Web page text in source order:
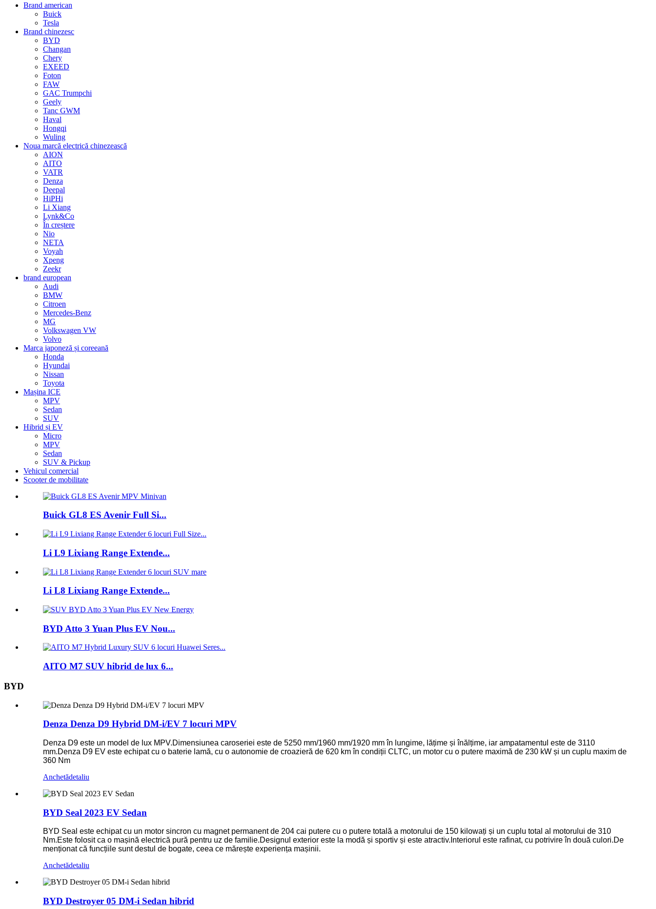
Brand american
Buick
Tesla
Brand chinezesc
BYD
Changan
Chery
EXEED
Foton
FAW
GAC Trumpchi
Geely
Tanc GWM
Haval
Hongqi
Wuling
Noua marcă electrică chinezească
AION
AITO
VATR
Denza
Deepal
HiPHi
Li Xiang
Lynk&Co
În creștere
Nio
NETA
Voyah
Xpeng
Zeekr
brand european
Audi
BMW
Citroen
Mercedes-Benz
MG
Volkswagen VW
Volvo
Marca japoneză și coreeană
Honda
Hyundai
Nissan
Toyota
Mașina ICE
MPV
Sedan
SUV
Hibrid și EV
Micro
MPV
Sedan
SUV & Pickup
Vehicul comercial
Scooter de mobilitate
Buick GL8 ES Avenir Full Si...
Li L9 Lixiang Range Extende...
Li L8 Lixiang Range Extende...
BYD Atto 3 Yuan Plus EV Nou...
AITO M7 SUV hibrid de lux 6...
BYD
Denza Denza D9 Hybrid DM-i/EV 7 locuri MPV
Denza D9 este un model de lux MPV.Dimensiunea caroseriei este de 5250 mm/1960 mm/1920 mm în lungime, lățime și înălțime, iar ampatamentul este de 3110
mm.Denza D9 EV este echipat cu o baterie lamă, cu o autonomie de croazieră de 620 km în condiții CLTC, un motor cu o putere maximă de 230 kW și un cuplu maxim de
360 ​​Nm
Anchetădetaliu
BYD Seal 2023 EV Sedan
BYD Seal este echipat cu un motor sincron cu magnet permanent de 204 cai putere cu o putere totală a motorului de 150 kilowați și un cuplu total al motorului de 310
Nm.Este folosit ca o mașină electrică pură pentru uz de familie.Designul exterior este la modă și sportiv și este atractiv.Interiorul este rafinat, cu potrivire în două culori.De
menționat că funcțiile sunt destul de bogate, ceea ce mărește experiența mașinii.
Anchetădetaliu
BYD Destroyer 05 DM-i Sedan hibrid